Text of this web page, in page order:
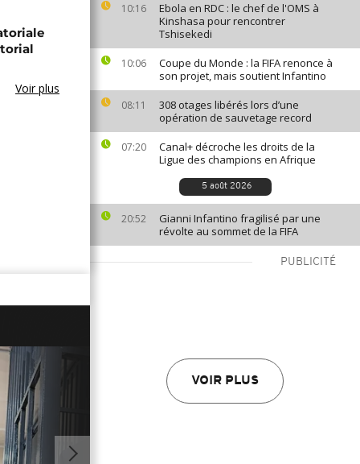
10:16
Ebola en RDC : le chef de l'OMS à
Kinshasa pour rencontrer
Tshisekedi
10:06
Coupe du Monde : la FIFA renonce à
son projet, mais soutient Infantino
08:11
308 otages libérés lors d’une
opération de sauvetage record
07:20
Canal+ décroche les droits de la
Ligue des champions en Afrique
5 août 2026
20:52
Gianni Infantino fragilisé par une
révolte au sommet de la FIFA
PUBLICITÉ
VOIR PLUS
Voir plus